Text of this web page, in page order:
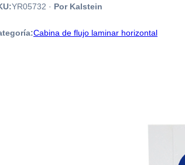
YR05732 · Por Kalstein
Cabina de flujo laminar horizontal